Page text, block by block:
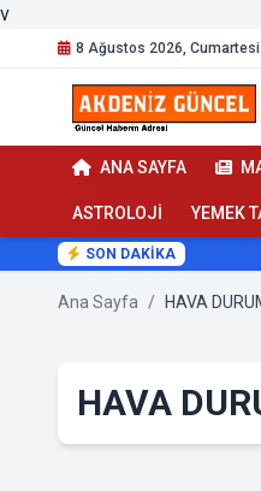
v
8 Ağustos 2026, Cumartesi
ANA SAYFA
ASTROLOJİ YEMEK
SON DAKİKA
Ana Sayfa / HAVA
HAVA